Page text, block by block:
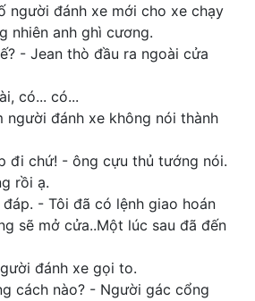
người đánh xe mới cho xe chạy
nhiên anh ghì cương.
- Jean thò đầu ra ngoài cửa
có... có...
người đánh xe không nói thành
đi chứ! - ông cựu thủ tướng nói.
rồi ạ.
- Tôi đã có lệnh giao hoán
sẽ mở cửa..Một lúc sau đã đến
đánh xe gọi to.
cách nào? - Người gác cổng